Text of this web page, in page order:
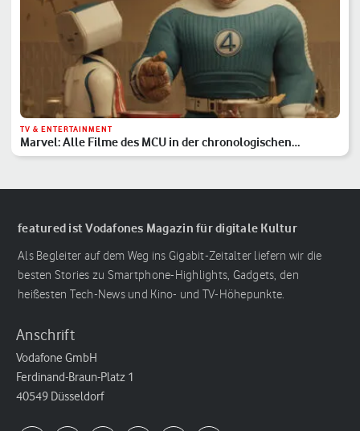
TV & ENTERTAINMENT
Marvel: Alle Filme des MCU in der chronologischen
Reihenfolge
featured ist Vodafones Magazin für digitale Kultur
Als Begleiter auf dem Weg ins Gigabit-Zeitalter liefern wir die
besten Stories zu Smartphone-Highlights, Gadgets, den
heißesten Tech-News und Kino- und TV-Höhepunkte.
Anschrift
Vodafone GmbH
Ferdinand-Braun-Platz 1
40549 Düsseldorf